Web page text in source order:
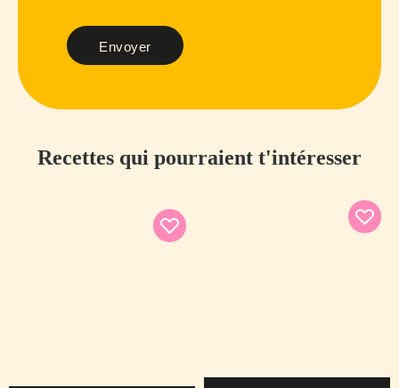
Envoyer
Recettes qui pourraient t'intéresser